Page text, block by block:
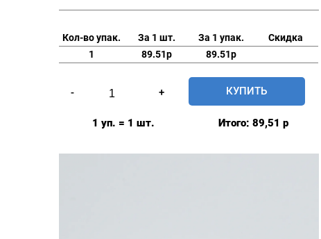
Кол-во упак. За 1 шт. За 1 упак.
Скидка
1
89.51р 89.51р
-
товара
Хольнитены
с
+ КУПИТЬ
1 уп. = 1 шт. Итого: 89,51 р